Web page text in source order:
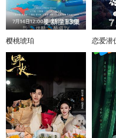
更新至13集
樱桃琥珀 恋爱潜